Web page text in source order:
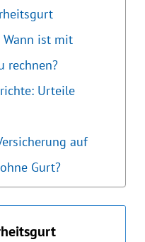
ist mit
rechnen?
Urteile
auf
Gurt?